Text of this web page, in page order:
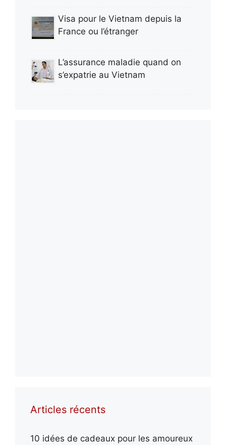
Visa pour le Vietnam depuis la
France ou l’étranger
L’assurance maladie quand on
s’expatrie au Vietnam
Articles récents
10 idées de cadeaux pour les amoureux